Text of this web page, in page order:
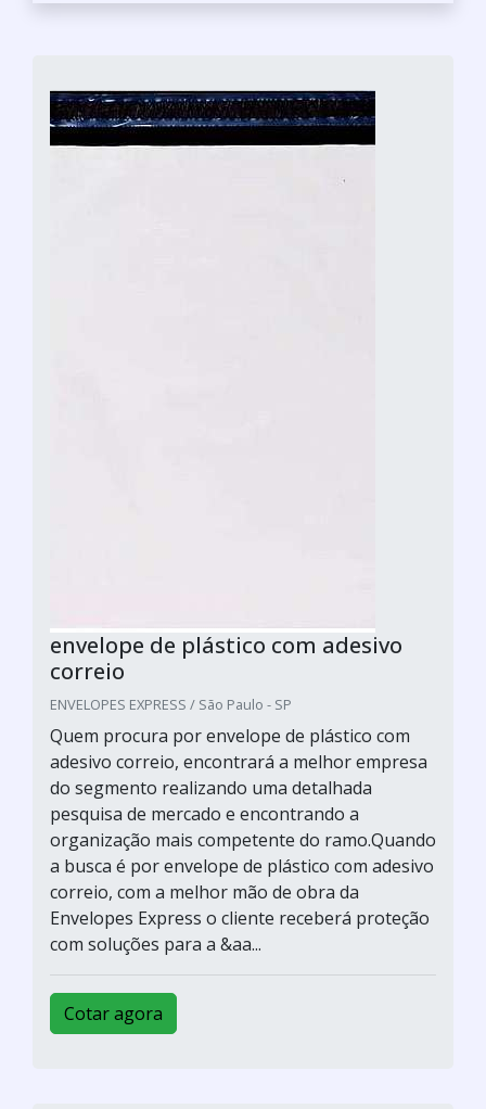
envelope de plástico com adesivo
correio
ENVELOPES EXPRESS / São Paulo - SP
Quem procura por envelope de plástico com
adesivo correio, encontrará a melhor empresa
do segmento realizando uma detalhada
pesquisa de mercado e encontrando a
organização mais competente do ramo.Quando
a busca é por envelope de plástico com adesivo
correio, com a melhor mão de obra da
Envelopes Express o cliente receberá proteção
com soluções para a &aa...
Cotar agora